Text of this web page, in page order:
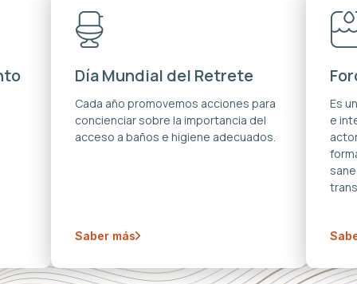
Día Mundial del Retrete
Cada año promovemos acciones para
concienciar sobre la importancia del
acceso a baños e higiene adecuados.
Saber más
Es
e